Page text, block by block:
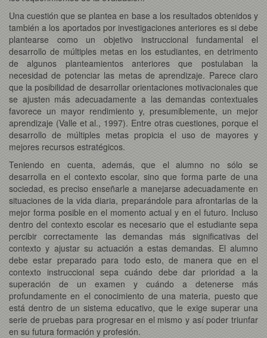
Una cuestión que se plantea en base a los resultados obtenidos y
también a los aportados por investigaciones anteriores es si debe
plantearse como un objetivo instruccional fundamental el
desarrollo de múltiples metas en los estudiantes, en detrimento
de algunos planteamientos anteriores que postulaban la
necesidad de potenciar las metas de aprendizaje. Parece claro
que la posibilidad de desarrollar orientaciones motivacionales que
se ajusten más adecuadamente a las demandas contextuales
favorece un mayor rendimiento y, presumiblemente, un mejor
aprendizaje (Valle et al., 1997). Entre otras cuestiones, porque el
desarrollo de múltiples metas propicia el uso de mayores y
mejores recursos estratégicos.
Teniendo en cuenta, además, que el alumno no sólo se
desarrolla en el contexto escolar, sino que forma parte de una
sociedad, es preciso enseñarle a manejarse adecuadamente en
situaciones de la vida diaria, preparándole para afrontarlas de la
mejor forma posible en el momento actual y en el futuro. Incluso
dentro del contexto escolar es necesario que el estudiante sepa
percibir correctamente las demandas más significativas del
contexto y ajustar su actuación a estas demandas. El alumno
debe estar preparado para todo esto, de manera que en el
contexto instruccional sepa cuándo debe dar prioridad a la
superación de un examen y cuándo a detenerse más
profundamente en el conocimiento de una materia, puesto que
está dentro de un sistema educativo, que le exige superar una
serie de pruebas para progresar en el mismo y así poder triunfar
en su futura formación y profesión.